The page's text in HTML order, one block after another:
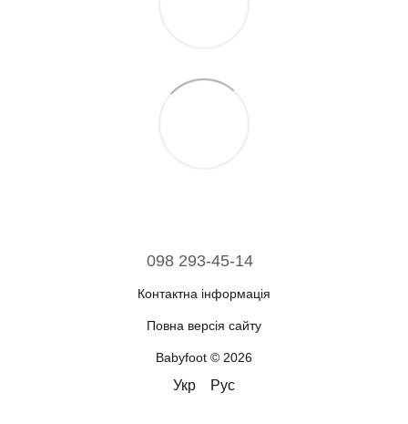
098 293-45-14
Контактна інформація
Повна версія сайту
Babyfoot © 2026
Укр Рус